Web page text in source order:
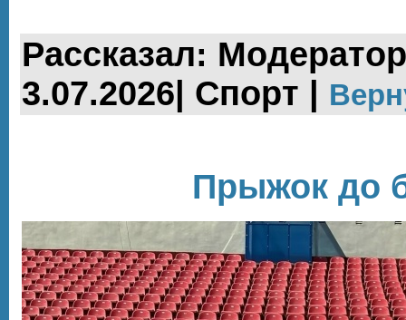
Рассказал:
3.07.2026| Спорт |
Прыжок до